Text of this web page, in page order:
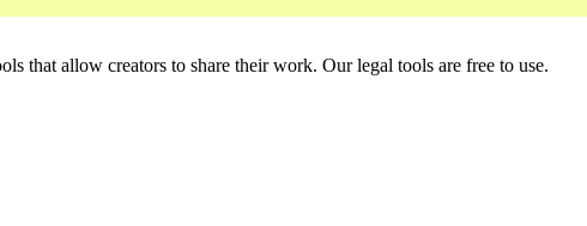
that allow creators to share their work. Our legal tools are free to use.